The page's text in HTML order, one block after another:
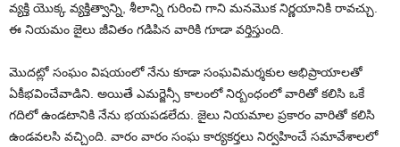
వ్యక్తి యొక్క వ్యక్తిత్వాన్ని, శీలాన్ని గురించి గాని మనమొక నిర్ణయానికి రావచ్చు.
ఈ నియమం జైలు జీవితం గడిపిన వారికి గూడా వర్తిస్తుంది.
మొదట్లో సంఘం విషయంలో నేను కూడా సంఘవిమర్శకుల అభిప్రాయాలతో
ఏకీభవించేవాడిని. అయితే ఎమర్జెన్సీ కాలంలో నిర్బంధంలో వారితో కలిసి ఒకే
గదిలో ఉండటానికి నేను భయపడలేదు. జైలు నియమాల ప్రకారం వారితో కలిసి
ఉండవలసి వచ్చింది. వారం వారం సంఘ కార్యకర్తలు నిర్వహించే సమావేశాలలో